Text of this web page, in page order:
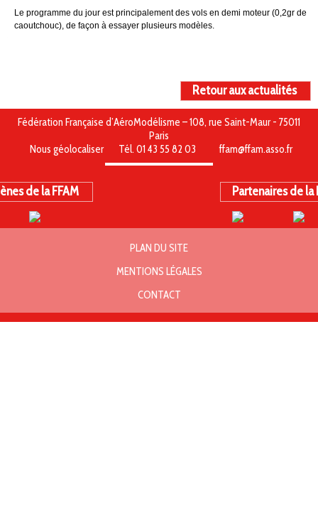
Le programme du jour est principalement des vols en demi moteur (0,2gr de
caoutchouc), de façon à essayer plusieurs modèles.
Retour aux actualités
Fédération Française d’AéroModélisme – 108, rue Saint-Maur - 75011
Paris
Nous géolocaliser
Tél. 01 43 55 82 03 ffam@ffam.asso.fr
de la FFAM Partenaires de la
PLAN DU SITE
MENTIONS LÉGALES
CONTACT